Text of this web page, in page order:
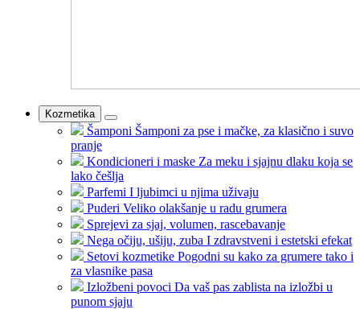
Kozmetika
Šamponi Šamponi za pse i mačke, za klasično i suvo
pranje
Kondicioneri i maske Za meku i sjajnu dlaku koja se
lako češlja
Parfemi I ljubimci u njima uživaju
Puderi Veliko olakšanje u radu grumera
Sprejevi za sjaj, volumen, rascebavanje
Nega očiju, ušiju, zuba I zdravstveni i estetski efekat
Setovi kozmetike Pogodni su kako za grumere tako i
za vlasnike pasa
Izložbeni povoci Da vaš pas zablista na izložbi u
punom sjaju